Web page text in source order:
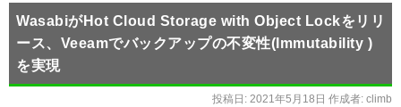
WasabiがHot Cloud Storage with Object Lockをリリ
ース、Veeamでバックアップの不変性(Immutability )
を実現
投稿日: 2021年5月18日 作成者: climb